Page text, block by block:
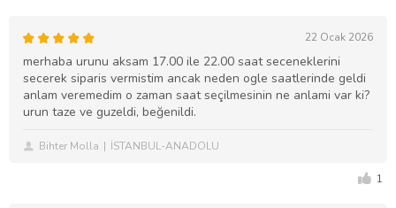
22 Ocak 2026
merhaba urunu aksam 17.00 ile 22.00 saat seceneklerini
secerek siparis vermistim ancak neden ogle saatlerinde geldi
anlam veremedim o zaman saat seçilmesinin ne anlami var ki?
urun taze ve guzeldi, beğenildi.
Bihter Molla İSTANBUL-ANADOLU
1